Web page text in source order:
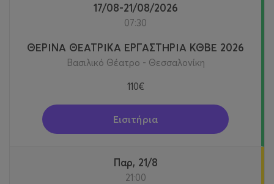
17/08-21/08/2026
07:30
ΘΕΡΙΝΑ ΘΕΑΤΡΙΚΑ ΕΡΓΑΣΤΗΡΙΑ ΚΘΒΕ 2026
Βασιλικό Θέατρο - Θεσσαλονίκη
110€
Εισιτήρια
Παρ, 21/8
21:00